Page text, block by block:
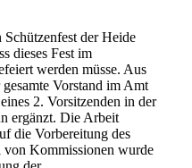
der Heide
dieses Fest im
werden müsse. Aus
Vorstand im Amt
2. Vorsitzenden in der
ergänzt. Die Arbeit
die Vorbereitung des
von Kommissionen wurde